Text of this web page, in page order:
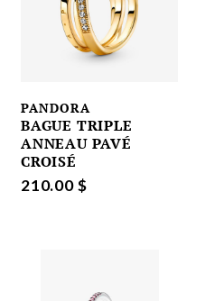
PANDORA
BAGUE TRIPLE
ANNEAU PAVÉ
CROISÉ
210.00 $